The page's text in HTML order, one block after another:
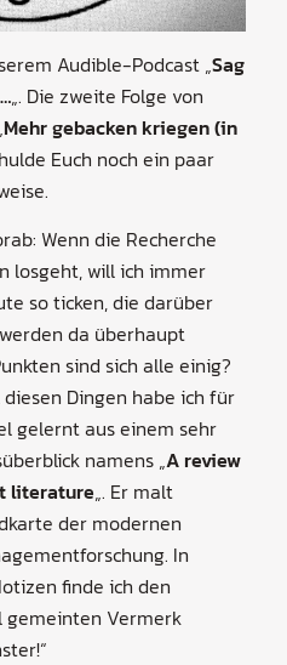
Audible-Podcast „Sag
„. Die zweite Folge von
Mehr gebacken kriegen (in
Euch noch ein paar
Wenn die Recherche
losgeht, will ich immer
so ticken, die darüber
da überhaupt
sind sich alle einig?
Dingen habe ich für
gelernt aus einem sehr
namens „A review
literature„. Er malt
der modernen
In
finde ich den
gemeinten Vermerk